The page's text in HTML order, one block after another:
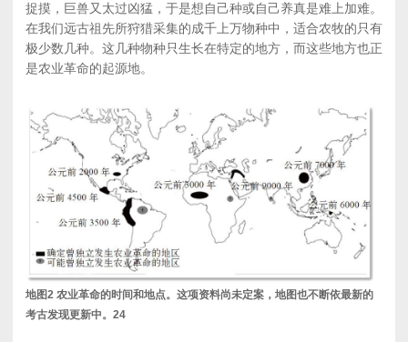
捉摸，巨兽又太过凶猛，于是想自己种或自己养真是难上加难。
在我们远古祖先所狩猎采集的成千上万物种中，适合农牧的只有
极少数几种。这几种物种只生长在特定的地方，而这些地方也正
是农业革命的起源地。
地图2 农业革命的时间和地点。这项资料尚未定案，地图也不断依最新的
考古发现更新中。 24